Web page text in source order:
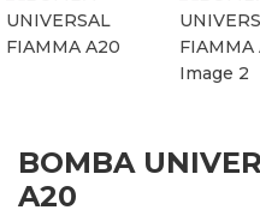
BOMBA
A20